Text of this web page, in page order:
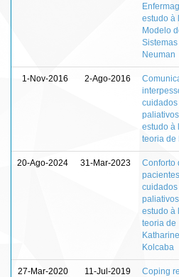
estudo à
Modelo
Neuman
1-Nov-2016 2-Ago-2016
cuidados
estudo à
teoria de
20-Ago-2024 31-Mar-2023
Conforto
cuidados
estudo à
teoria de
Katharine
Kolcaba
27-Mar-2020 11-Jul-2019
Coping